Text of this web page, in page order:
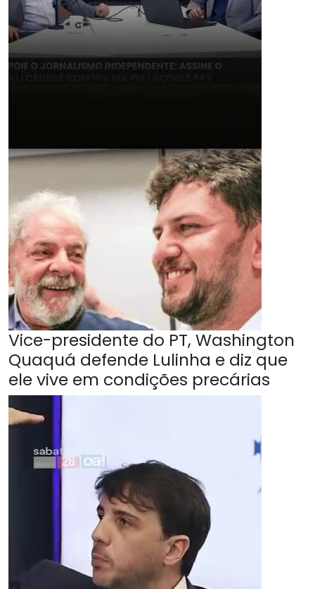
Vice-presidente do PT, Washington
Quaquá defende Lulinha e diz que
ele vive em condições precárias